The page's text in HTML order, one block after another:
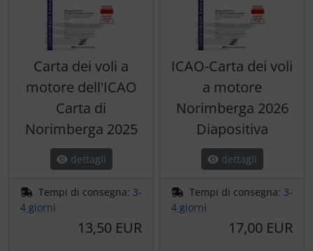
Carta dei voli a
motore dell'ICAO
Carta di
Norimberga 2025
dettagli
Tempi di consegna: 3-
4 giorni
13,50 EUR
ICAO-Carta dei voli
a motore
Norimberga 2026
Diapositiva
dettagli
Tempi di consegna: 3-
4 giorni
17,00 EUR